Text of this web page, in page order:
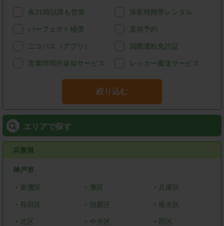
夜21時以降も営業 深夜時間帯レンタル
パーフェクト補償 直前予約
ニコパス（アプリ） 国際運転免許証
営業時間外返却サービス レッカー搬送サービス
絞り込む
エリアで探す
兵庫県
神戸市
・ 東灘区 ・ 灘区 ・ 兵庫区
・ 長田区 ・ 須磨区 ・ 垂水区
・ 北区 ・ 中央区 ・ 西区